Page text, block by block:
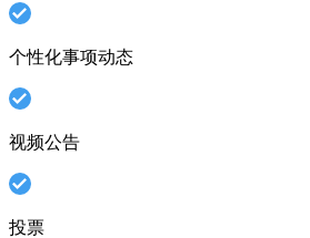
个性化事项动态
视频公告
投票